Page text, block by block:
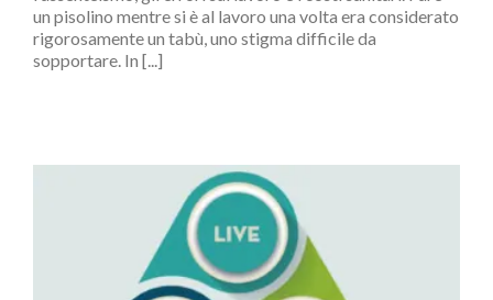
un pisolino mentre si è al lavoro una volta era considerato
rigorosamente un tabù, uno stigma difficile da
sopportare. In [...]